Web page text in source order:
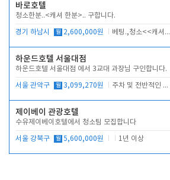
바로호텔
청소한분..<캐셔 한분>.. 구합니다.
경기 하남시 월 2,600,000원 베팅.,청소<<캐셔 모셔봅니다.
하운드호텔 서울대점
하운드호텔 서울대점 에서 3교대 과장님 구인합니다.
서울 관악구 월 3,099,270원 주차 및 전반적인 당번업무
제이베이 관광호텔
수유제이베이호텔에서 청소팀 모집합니다
서울 강북구 월 5,600,000원 1년 이상